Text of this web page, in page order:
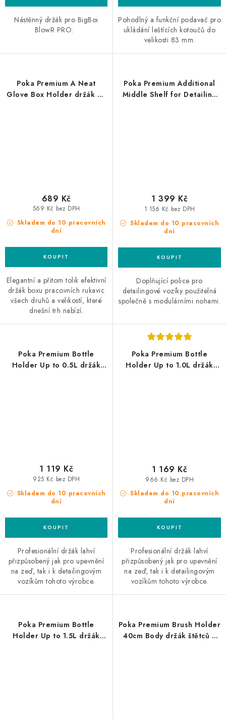
Nástěnný držák pro BigBoi
BlowR PRO.
Pohodlný a funkční podavač pro
ukládání leštících kotoučů do
velikosti 83 mm.
Poka Premium A Neat
Glove Box Holder držák na
Skladem do 10 pracovních
dní
569 Kč bez DPH
689 Kč
Elegantní a přitom tolik efektivní
držák boxu pracovních rukavic
všech druhů a velikostí, které
dnešní trh nabízí.
Poka Premium Additional
Middle Shelf for Detailing
Skladem do 10 pracovních
dní
1 156 Kč bez DPH
1 399 Kč
Doplňující police pro
detailingové vozíky použitelná
společně s modulárními nohami.
Poka Premium Bottle
Holder Up to 0.5L držák
Skladem do 10 pracovních
dní
925 Kč bez DPH
1 119 Kč
Profesionální držák lahví
přizpůsobený jak pro upevnění
na zeď, tak i k detailingovým
vozíkům tohoto výrobce.
Poka Premium Bottle
Holder Up to 1.0L držák
Skladem do 10 pracovních
dní
966 Kč bez DPH
1 169 Kč
Profesionální držák lahví
přizpůsobený jak pro upevnění
na zeď, tak i k detailingovým
vozíkům tohoto výrobce.
Poka Premium Bottle
Holder Up to 1.5L držák
Poka Premium Brush Holder
40cm Body držák štětců a